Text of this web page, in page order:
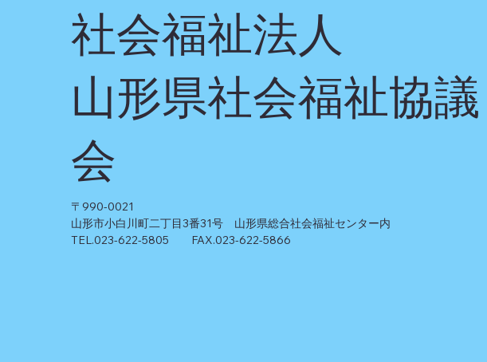
社会福祉法人
山形県社会福祉協議
会
〒990-0021
山形市小白川町二丁目3番31号 山形県総合社会福祉センター内
TEL.023-622-5805 FAX.023-622-5866